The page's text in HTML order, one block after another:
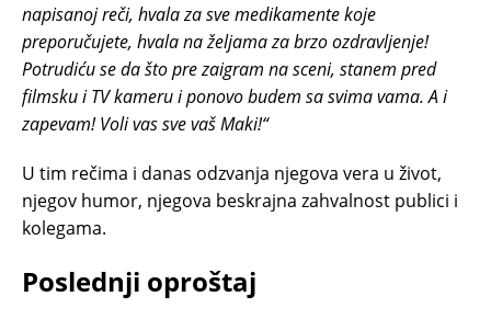
napisanoj reči, hvala za sve medikamente koje
preporučujete, hvala na željama za brzo ozdravljenje!
Potrudiću se da što pre zaigram na sceni, stanem pred
filmsku i TV kameru i ponovo budem sa svima vama. A i
zapevam! Voli vas sve vaš Maki!“
U tim rečima i danas odzvanja njegova vera u život,
njegov humor, njegova beskrajna zahvalnost publici i
kolegama.
Poslednji oproštaj